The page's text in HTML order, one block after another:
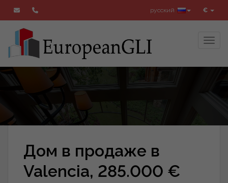
€
русский
Дом в продаже в
Valencia, 285.000 €